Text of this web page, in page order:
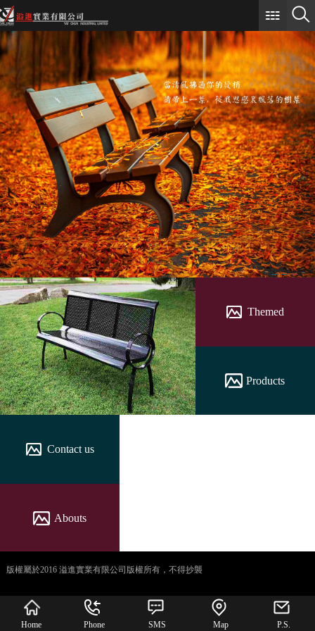
Themed
Products
Contact us
Abouts
版權屬於2016 溢進實業有限公司版權所有，不得抄襲
Home Phone SMS Map P.S.